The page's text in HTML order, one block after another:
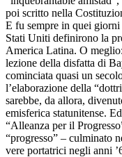
poi scritto nella
E fu sempre in quei
Stati Uniti definirono la
America Latina. O
lezione della disfatta di
cominciata quasi un
l’elaborazione della
sarebbe, da allora,
emisferica statunitense.
“Alleanza per il
“progresso” – culminato
vere portatrici negli anni